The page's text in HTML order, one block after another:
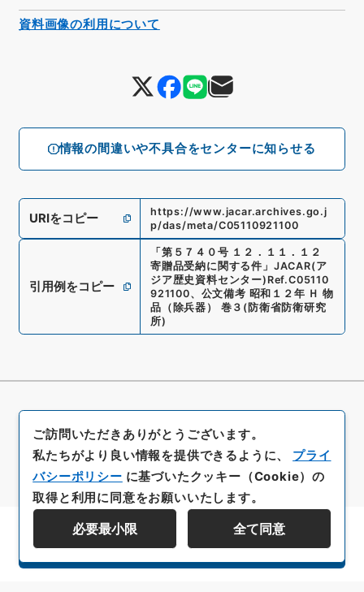
情報の間違いや不具合をセンターに知らせる
URIをコピー
https://www.jacar.archives.go.j
p/das/meta/C05110921100
引用例をコピー
「 第５７４０号 １２．１１．１２
寄贈品受納に関する件 」 JACAR(ア
ジア歴史資料センター) Ref.C05110
921100、 公文備考 昭和１２年 Ｈ 物
品（除兵器） 巻３ ( 防衛省防衛研究
所)
資料画像の利用について
資料群階層を表示する
ご訪問いただきありがとうございます。
私たちがより良い情報を提供できるように、 プライ
バシーポリシー に基づいたクッキー（Cookie）の
取得と利用に同意をお願いいたします。
必要最小限 全て同意